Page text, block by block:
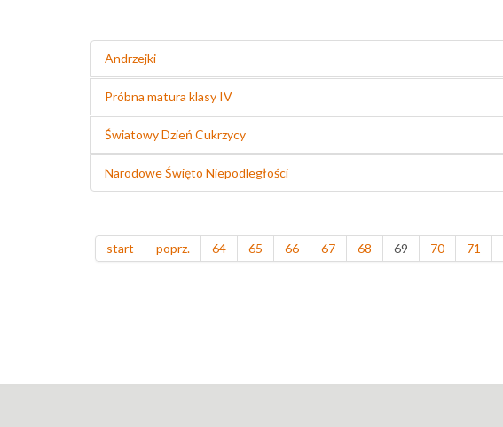
Andrzejki
Próbna matura klasy IV
Światowy Dzień Cukrzycy
Narodowe Święto Niepodległości
start poprz. 64 65 66 67 68 69 70 71